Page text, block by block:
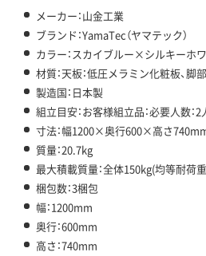
メーカー：山金工業
ブランド：YamaTec（ヤマテック）
カラー：スカイブルー×シルキーホ
材質：天板：低圧メラミン化粧板、脚
製造国：日本製
組立目安：お客様組立品：必要人数：2
寸法：幅1200×奥行600×高さ
質量：20.7kg
最大積載質量：全体150kg(均等耐荷
梱包数：3梱包
幅：1200mm
奥行：600mm
高さ：740mm